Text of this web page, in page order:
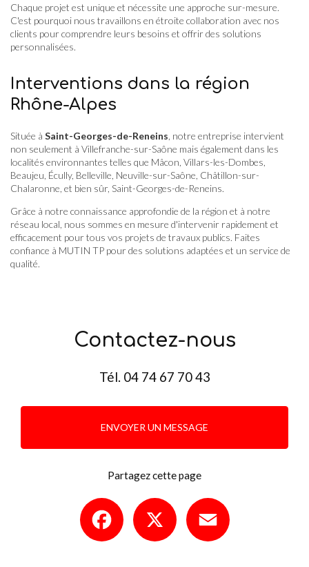
Chaque projet est unique et nécessite une approche sur-mesure.
C'est pourquoi nous travaillons en étroite collaboration avec nos
clients pour comprendre leurs besoins et offrir des solutions
personnalisées.
Interventions dans la région
Rhône-Alpes
Située à Saint-Georges-de-Reneins , notre entreprise intervient
non seulement à Villefranche-sur-Saône mais également dans les
localités environnantes telles que Mâcon, Villars-les-Dombes,
Beaujeu, Écully, Belleville, Neuville-sur-Saône, Châtillon-sur-
Chalaronne, et bien sûr, Saint-Georges-de-Reneins.
Grâce à notre connaissance approfondie de la région et à notre
réseau local, nous sommes en mesure d'intervenir rapidement et
efficacement pour tous vos projets de travaux publics. Faites
confiance à MUTIN TP pour des solutions adaptées et un service de
qualité.
Contactez-nous
Tél. 04 74 67 70 43
ENVOYER UN MESSAGE
Partagez cette page
Facebook